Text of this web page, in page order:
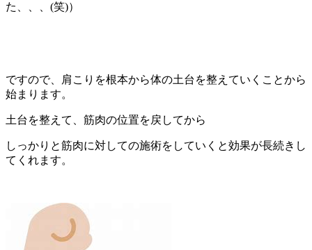
た、、、(笑)）
ですので、肩こりを根本から体の土台を整えていくことから
始まります。
土台を整えて、筋肉の位置を戻してから
しっかりと筋肉に対しての施術をしていくと効果が長続きし
てくれます。